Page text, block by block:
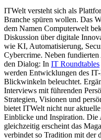
ITWelt versteht sich als
Branche spüren wollen. Das
dem Namen Computerwelt
Diskussion über digitale
wie KI, Automatisierung,
Cybercrime. Neben
den Dialog: In IT Roundtables
werden Entwicklungen des
Blickwinkeln beleuchtet.
Interviews mit führenden
Strategien, Visionen und
bietet ITWelt nicht nur
Einblicke und Inspiration.
gleichzeitig erscheint das
verbindet so Tradition mit der